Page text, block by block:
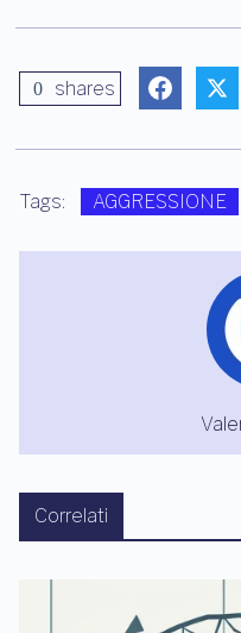
0 shares
Tags: AGGRESSIONE
Correlati